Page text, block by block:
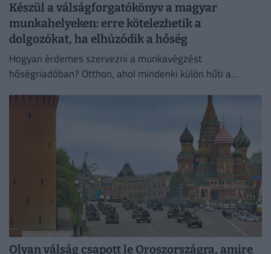
Készül a válságforgatókönyv a magyar
munkahelyeken: erre kötelezhetik a
dolgozókat, ha elhúzódik a hőség
Hogyan érdemes szervezni a munkavégzést
hőségriadóban? Otthon, ahol mindenki külön hűti a
irodaházban, ahol a hűtés központilag működik.
Olyan válság csapott le Oroszországra, amire